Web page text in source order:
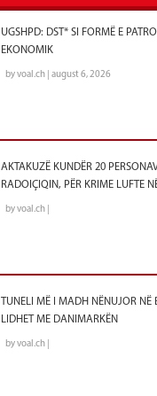
UGSHPD: DST* SI FORMË E
EKONOMIK
by voal.ch | august 6, 2026
AKTAKUZË KUNDËR 20
RADOIÇIQIN, PËR KRIME LUFTE
by voal.ch |
TUNELI MË I MADH NËNUJOR NË
LIDHET ME DANIMARKËN
by voal.ch |